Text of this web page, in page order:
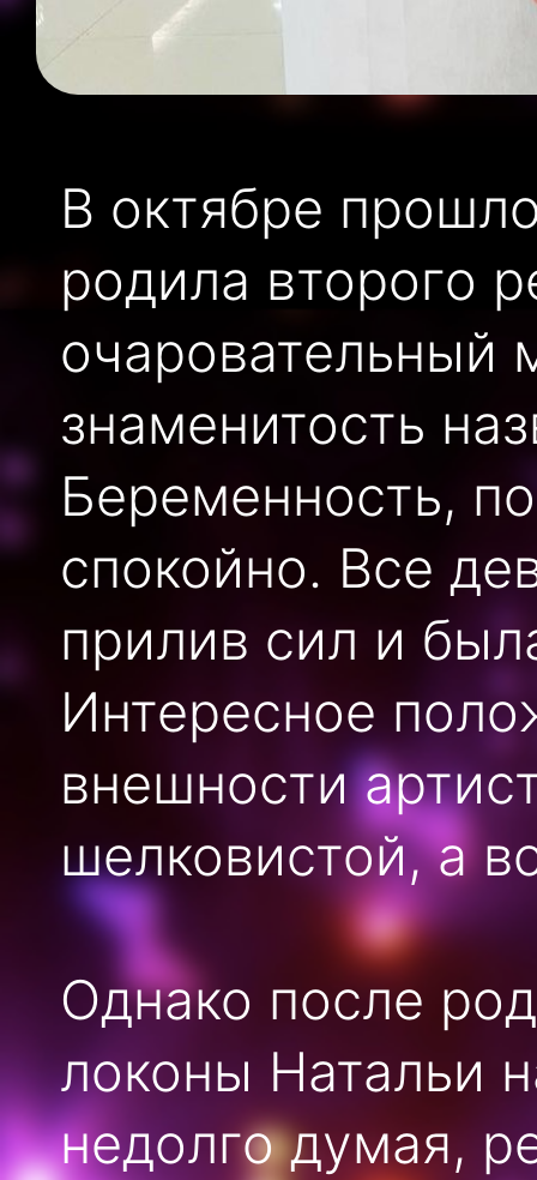
В октябре
родила второго
очаровательный
знаменитость
Беременность,
спокойно. Все
прилив сил и
Интересное
внешности
шелковистой, а
Однако после
локоны Натальи
недолго думая,